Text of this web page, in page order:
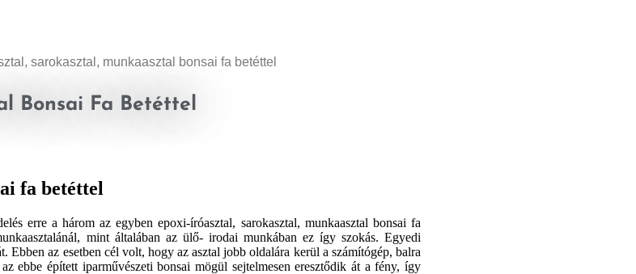
sarokasztal, munkaasztal bonsai fa betéttel
Bonsai Fa Betéttel
fa betéttel
erre a három az egyben epoxi-íróasztal, sarokasztal, munkaasztal bonsai fa
mint általában az ülő- irodai munkában ez így szokás. Egyedi
az esetben cél volt, hogy az asztal jobb oldalára kerül a számítógép, balra
épített iparművészeti bonsai mögül sejtelmesen eresztődik át a fény, így